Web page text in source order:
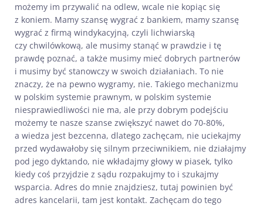
możemy im przywalić na odlew, wcale nie kopiąc się
z koniem. Mamy szansę wygrać z bankiem, mamy szansę
wygrać z firmą windykacyjną, czyli lichwiarską
czy chwilówkową, ale musimy stanąć w prawdzie i tę
prawdę poznać, a także musimy mieć dobrych partnerów
i musimy być stanowczy w swoich działaniach. To nie
znaczy, że na pewno wygramy, nie. Takiego mechanizmu
w polskim systemie prawnym, w polskim systemie
niesprawiedliwości nie ma, ale przy dobrym podejściu
możemy te nasze szanse zwiększyć nawet do 70-80%,
a wiedza jest bezcenna, dlatego zachęcam, nie uciekajmy
przed wydawałoby się silnym przeciwnikiem, nie działajmy
pod jego dyktando, nie wkładajmy głowy w piasek, tylko
kiedy coś przyjdzie z sądu rozpakujmy to i szukajmy
wsparcia. Adres do mnie znajdziesz, tutaj powinien być
adres kancelarii, tam jest kontakt. Zachęcam do tego